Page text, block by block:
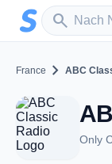
Zum Hauptinhalt
search
Sender
France chevron_right ABC
Only